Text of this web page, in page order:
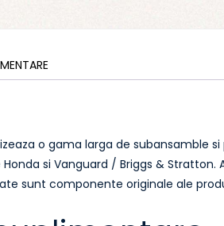
o gama larga de subansamble
si Vanguard / Briggs &
sunt componente originale ale